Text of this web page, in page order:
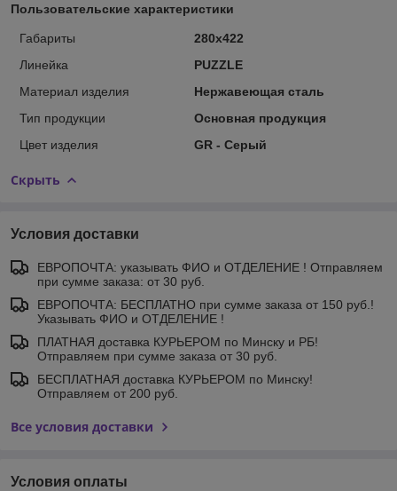
Пользовательские характеристики
Габариты
280x422
Линейка
PUZZLE
Материал изделия
Нержавеющая сталь
Тип продукции
Основная продукция
Цвет изделия
GR - Серый
Скрыть
Условия доставки
ЕВРОПОЧТА: указывать ФИО и ОТДЕЛЕНИЕ ! Отправляем
при сумме заказа: от 30 руб.
ЕВРОПОЧТА: БЕСПЛАТНО при сумме заказа от 150 руб.!
Указывать ФИО и ОТДЕЛЕНИЕ !
ПЛАТНАЯ доставка КУРЬЕРОМ по Минску и РБ!
Отправляем при сумме заказа от 30 руб.
БЕСПЛАТНАЯ доставка КУРЬЕРОМ по Минску!
Отправляем от 200 руб.
Все условия доставки
Условия оплаты